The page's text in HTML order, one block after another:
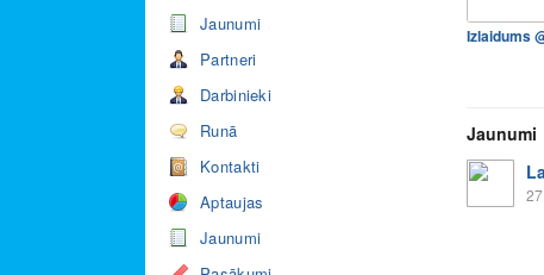
Jaunumi
Partneri
Darbinieki
Runā
Kontakti
Aptaujas
Jaunumi
Jaunumi